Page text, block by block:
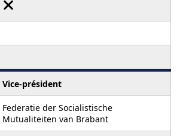
Vice-président
Federatie der Socialistische
Mutualiteiten van Brabant